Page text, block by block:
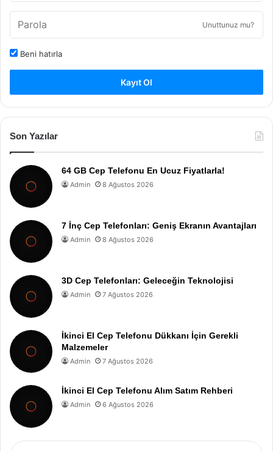
Unuttunuz mu?
Beni hatırla
Kayıt Ol
Son Yazılar
64 GB Cep Telefonu En Ucuz Fiyatlarla!
Admin 8 Ağustos 2026
7 İnç Cep Telefonları: Geniş Ekranın Avantajları
Admin 8 Ağustos 2026
3D Cep Telefonları: Geleceğin Teknolojisi
Admin 7 Ağustos 2026
İkinci El Cep Telefonu Dükkanı İçin Gerekli
Malzemeler
Admin 7 Ağustos 2026
İkinci El Cep Telefonu Alım Satım Rehberi
Admin 6 Ağustos 2026